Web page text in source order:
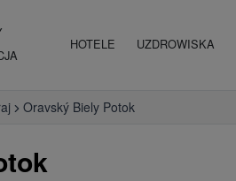
HOTELE UZDROWISKA
Oravský Biely Potok